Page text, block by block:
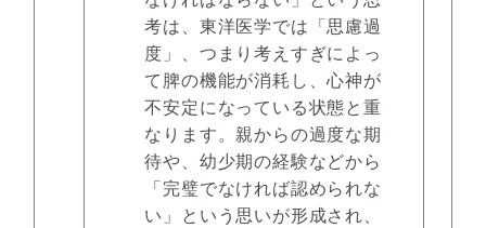
考は、東洋医学では「思慮過
度」、つまり考えすぎによっ
て脾の機能が消耗し、心神が
不安定になっている状態と重
なります。親からの過度な期
待や、幼少期の経験などから
「完璧でなければ認められな
い」という思いが形成され、